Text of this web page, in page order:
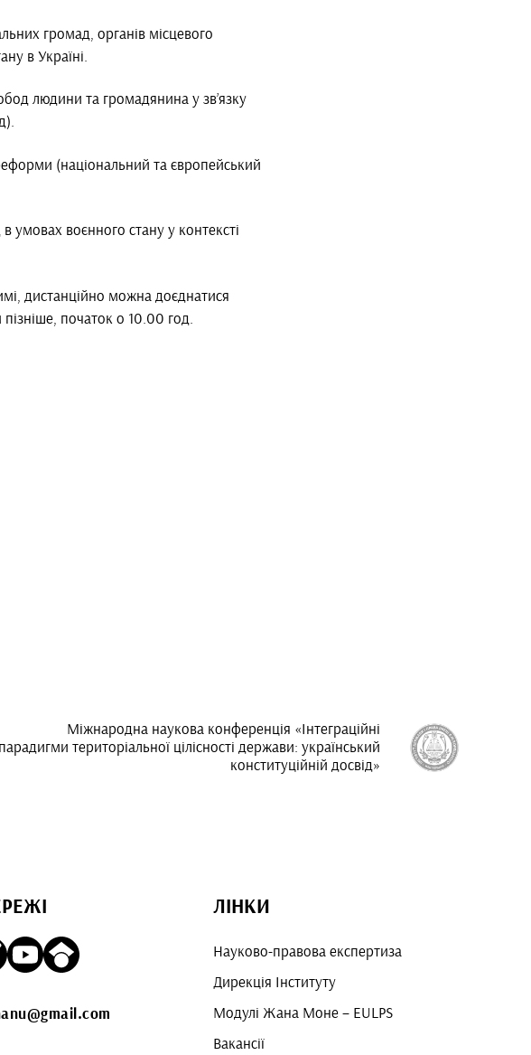
громад, органів місцевого
в Україні.
людини та громадянина у зв’язку
(національний та європейський
умовах воєнного стану у контексті
дистанційно можна доєднатися
початок о 10.00 год.
Міжнародна наукова конференція «Інтеграційні
парадигми територіальної цілісності держави: український
конституційній досвід»
ЛІНКИ
Науково-правова експертиза
Дирекція Інституту
Модулі Жана Моне – EULPS
Вакансії